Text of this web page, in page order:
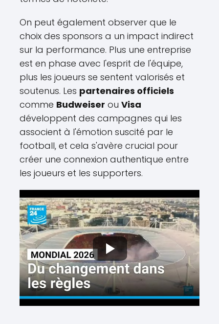
On peut également observer que le
choix des sponsors a un impact indirect
sur la performance. Plus une entreprise
est en phase avec l'esprit de l'équipe,
plus les joueurs se sentent valorisés et
soutenus. Les partenaires officiels
comme Budweiser ou Visa
développent des campagnes qui les
associent à l'émotion suscité par le
football, et cela s'avère crucial pour
créer une connexion authentique entre
les joueurs et les supporters.